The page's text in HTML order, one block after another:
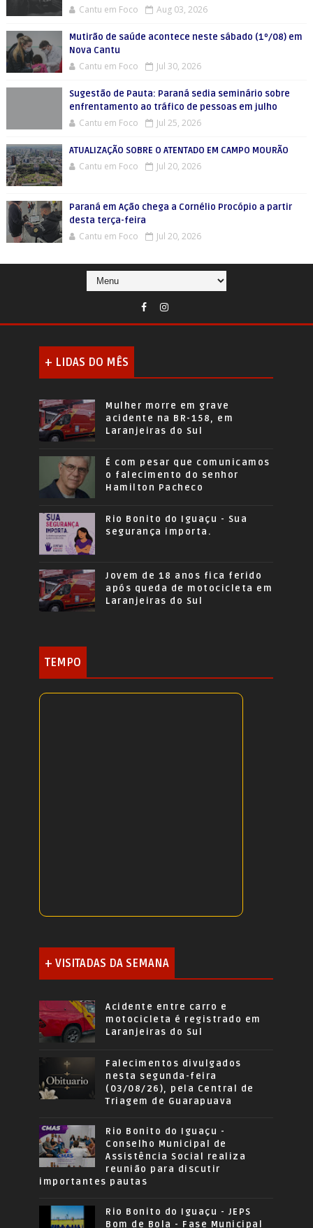
Cantu em Foco Aug 03, 2026
Mutirão de saúde acontece neste sábado (1º/08) em
Nova Cantu
Cantu em Foco Jul 30, 2026
Sugestão de Pauta: Paraná sedia seminário sobre
enfrentamento ao tráfico de pessoas em julho
Cantu em Foco Jul 25, 2026
ATUALIZAÇÃO SOBRE O ATENTADO EM CAMPO MOURÃO
Cantu em Foco Jul 20, 2026
Paraná em Ação chega a Cornélio Procópio a partir
desta terça-feira
Cantu em Foco Jul 20, 2026
+ LIDAS DO MÊS
Mulher morre em grave
acidente na BR-158, em
Laranjeiras do Sul
É com pesar que comunicamos
o falecimento do senhor
Hamilton Pacheco
Rio Bonito do Iguaçu - Sua
segurança importa.
Jovem de 18 anos fica ferido
após queda de motocicleta em
Laranjeiras do Sul
TEMPO
+ VISITADAS DA SEMANA
Acidente entre carro e
motocicleta é registrado em
Laranjeiras do Sul
Falecimentos divulgados
nesta segunda-feira
(03/08/26), pela Central de
Triagem de Guarapuava
Rio Bonito do Iguaçu -
Conselho Municipal de
Assistência Social realiza
reunião para discutir
importantes pautas
Rio Bonito do Iguaçu - JEPS
Bom de Bola - Fase Municipal